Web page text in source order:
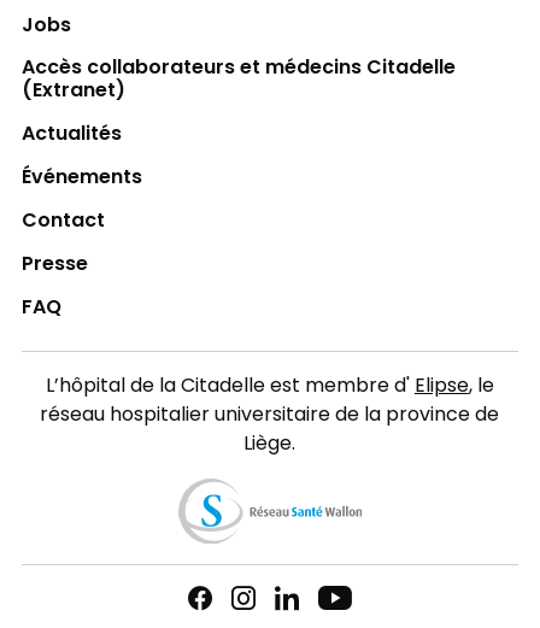
Jobs
Accès collaborateurs et médecins Citadelle
(Extranet)
Actualités
Événements
Contact
Presse
FAQ
L’hôpital de la Citadelle est membre d'Elipse, le
réseau hospitalier universitaire de la province de
Liège.